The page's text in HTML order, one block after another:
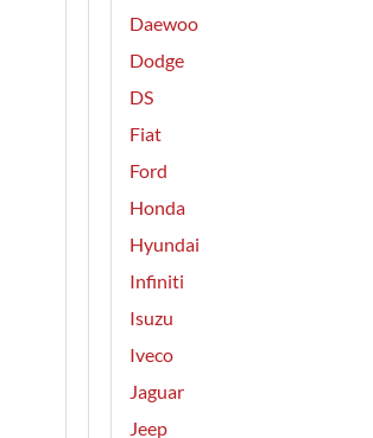
Daewoo
Dodge
DS
Fiat
Ford
Honda
Hyundai
Infiniti
Isuzu
Iveco
Jaguar
Jeep